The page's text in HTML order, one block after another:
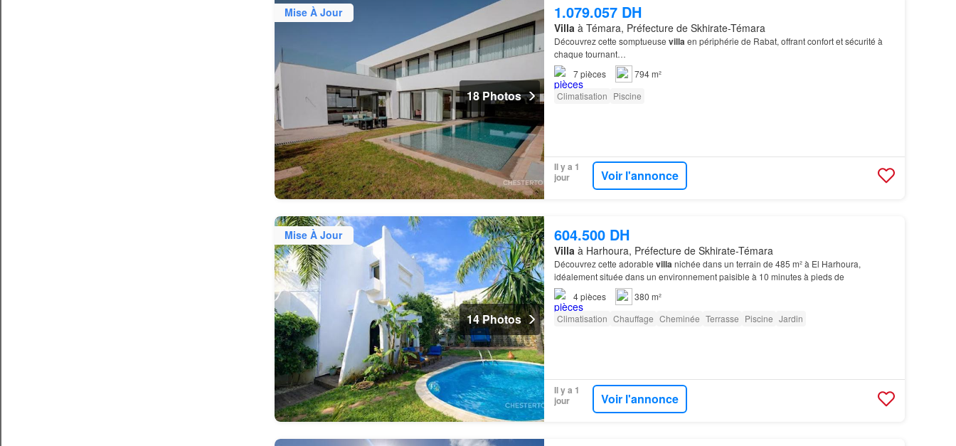
Mise À Jour
18 Photos
1.079.057 DH
Villa à Témara, Préfecture de Skhirate-Témara
Découvrez cette somptueuse villaen périphérie de Rabat, offrant confort et sécurité à
chaque tournant…
7pièces
794 m²
Climatisation Piscine
Il y a 1
jour
Voir l'annonce
Mise À Jour
14 Photos
604.500 DH
Villa à Harhoura, Préfecture de Skhirate-Témara
Découvrez cette adorable villanichée dans un terrain de 485 m² à El Harhoura,
idéalement située dans un environnement paisible à 10 minutes à pieds de
4pièces
380 m²
Climatisation Chauffage Cheminée Terrasse Piscine Jardin
Il y a 1
jour
Voir l'annonce